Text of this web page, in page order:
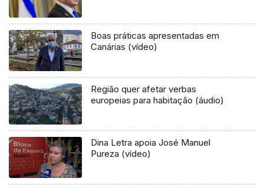
Boas práticas apresentadas em
Canárias (vídeo)
Região quer afetar verbas
europeias para habitação (áudio)
Dina Letra apoia José Manuel
Pureza (vídeo)